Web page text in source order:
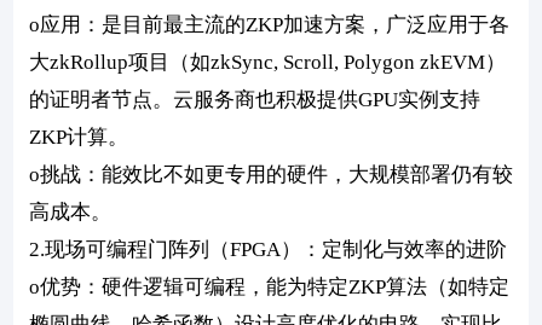
o应用：是目前最主流的ZKP加速方案，广泛应用于各
大zkRollup项目（如zkSync, Scroll, Polygon zkEVM）
的证明者节点。云服务商也积极提供GPU实例支持
ZKP计算。
o挑战：能效比不如更专用的硬件，大规模部署仍有较
高成本。
2.现场可编程门阵列（FPGA）：定制化与效率的进阶
o优势：硬件逻辑可编程，能为特定ZKP算法（如特定